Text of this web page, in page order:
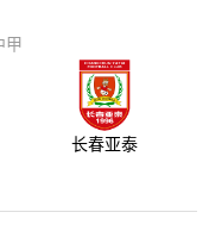
甲
长春亚泰